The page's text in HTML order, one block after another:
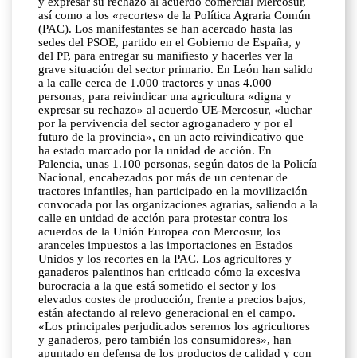
así como a los «recortes» de la Política Agraria Común
(PAC). Los manifestantes se han acercado hasta las
sedes del PSOE, partido en el Gobierno de España, y
del PP, para entregar su manifiesto y hacerles ver la
grave situación del sector primario. En León han salido
a la calle cerca de 1.000 tractores y unas 4.000
personas, para reivindicar una agricultura «digna y
expresar su rechazo» al acuerdo UE-Mercosur, «luchar
por la pervivencia del sector agroganadero y por el
futuro de la provincia», en un acto reivindicativo que
ha estado marcado por la unidad de acción. En
Palencia, unas 1.100 personas, según datos de la Policía
Nacional, encabezados por más de un centenar de
tractores infantiles, han participado en la movilización
convocada por las organizaciones agrarias, saliendo a la
calle en unidad de acción para protestar contra los
acuerdos de la Unión Europea con Mercosur, los
aranceles impuestos a las importaciones en Estados
Unidos y los recortes en la PAC. Los agricultores y
ganaderos palentinos han criticado cómo la excesiva
burocracia a la que está sometido el sector y los
elevados costes de producción, frente a precios bajos,
están afectando al relevo generacional en el campo.
«Los principales perjudicados seremos los agricultores
y ganaderos, pero también los consumidores», han
apuntado en defensa de los productos de calidad y con